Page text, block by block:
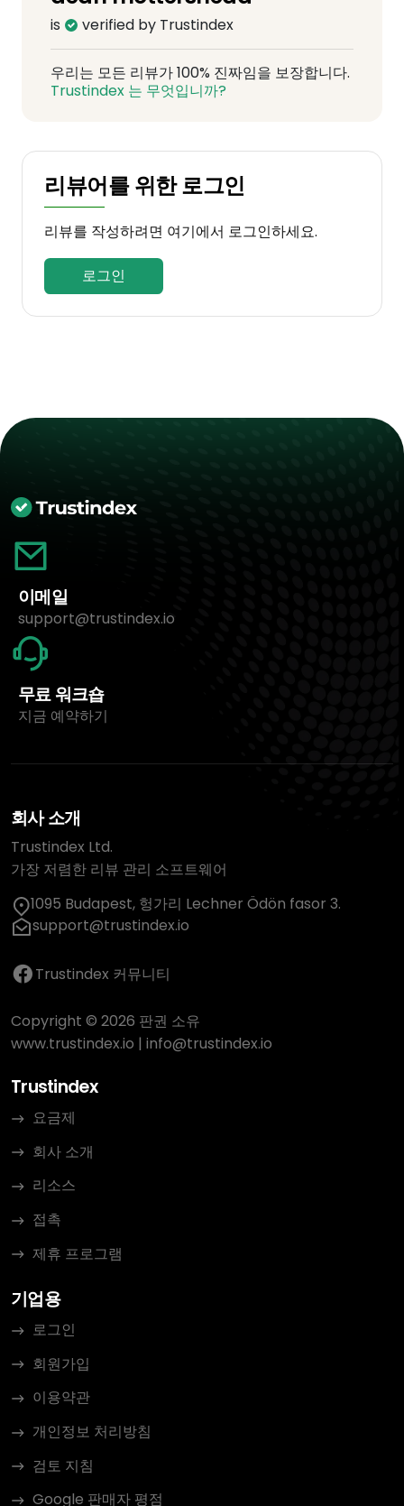
is verified by Trustindex
우리는 모든 리뷰가 100% 진짜임을 보장합니다.
Trustindex 는 무엇입니까?
리뷰어를 위한 로그인
리뷰를 작성하려면 여기에서 로그인하세요.
로그인
이메일
support@trustindex.io
무료 워크숍
지금 예약하기
회사 소개
Trustindex Ltd.
가장 저렴한 리뷰 관리 소프트웨어
1095 Budapest, 헝가리 Lechner Ödön fasor 3.
support@trustindex.io
Trustindex 커뮤니티
Copyright © 2026 판권 소유
www.trustindex.io | info@trustindex.io
Trustindex
요금제
회사 소개
리소스
접촉
제휴 프로그램
기업용
로그인
회원가입
이용약관
개인정보 처리방침
검토 지침
Google 판매자 평점